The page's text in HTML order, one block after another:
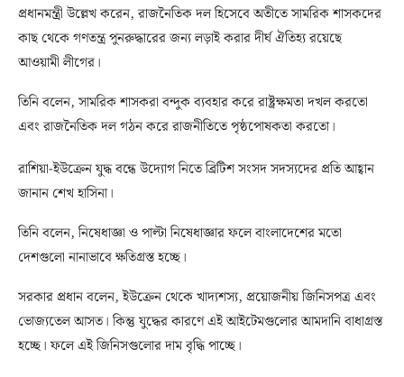
প্রধানমন্ত্রী উল্লেখ করেন, রাজনৈতিক দল হিসেবে অতীতে সামরিক শাসকদের
কাছ থেকে গণতন্ত্র পুনরুদ্ধারের জন্য লড়াই করার দীর্ঘ ঐতিহ্য রয়েছে
আওয়ামী লীগের।
তিনি বলেন, সামরিক শাসকরা বন্দুক ব্যবহার করে রাষ্ট্রক্ষমতা দখল করতো
এবং রাজনৈতিক দল গঠন করে রাজনীতিতে পৃষ্ঠপোষকতা করতো।
রাশিয়া-ইউক্রেন যুদ্ধ বন্ধে উদ্যোগ নিতে ব্রিটিশ সংসদ সদস্যদের প্রতি আহ্বান
জানান শেখ হাসিনা।
তিনি বলেন, নিষেধাজ্ঞা ও পাল্টা নিষেধাজ্ঞার ফলে বাংলাদেশের মতো
দেশগুলো নানাভাবে ক্ষতিগ্রস্ত হচ্ছে।
সরকার প্রধান বলেন, ইউক্রেন থেকে খাদ্যশস্য, প্রয়োজনীয় জিনিসপত্র এবং
ভোজ্যতেল আসত। কিন্তু যুদ্ধের কারণে এই আইটেমগুলোর আমদানি বাধাগ্রস্ত
হচ্ছে। ফলে এই জিনিসগুলোর দাম বৃদ্ধি পাচ্ছে।